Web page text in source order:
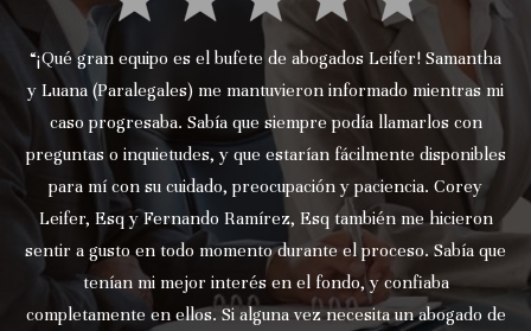
“¡Qué gran equipo es el bufete de abogados Leifer! Samantha
y Luana (Paralegales) me mantuvieron informado mientras mi
caso progresaba. Sabía que siempre podía llamarlos con
preguntas o inquietudes, y que estarían fácilmente disponibles
para mí con su cuidado, preocupación y paciencia. Corey
Leifer, Esq y Fernando Ramírez, Esq también me hicieron
sentir a gusto en todo momento durante el proceso. Sabía que
tenían mi mejor interés en el fondo, y confiaba
completamente en ellos. Si alguna vez necesita un abogado de